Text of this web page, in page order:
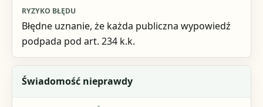
Błędne uznanie, że każda publiczna wypowiedź
podpada pod art. 234 k.k.
Świadomość nieprawdy